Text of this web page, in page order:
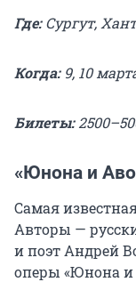
Где:Сургут,
Когда:9, 10
Билеты:
«Юнона и
Самая
Авторы —
и поэт Андрей
оперы «Юнона и